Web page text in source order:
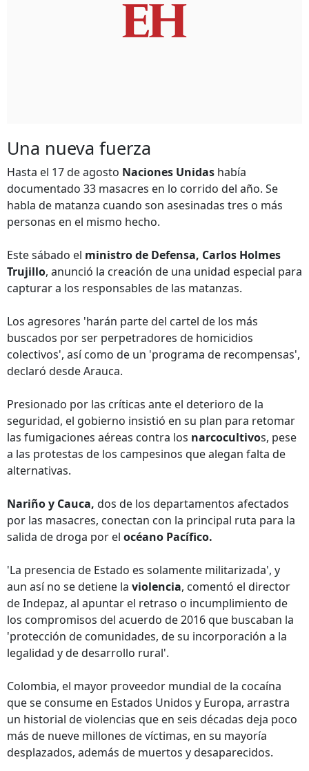
Una nueva fuerza
Hasta el 17 de agosto Naciones Unidas había
documentado 33 masacres en lo corrido del año. Se
habla de matanza cuando son asesinadas tres o más
personas en el mismo hecho.
Este sábado el ministro de Defensa, Carlos Holmes
Trujillo, anunció la creación de una unidad especial para
capturar a los responsables de las matanzas.
Los agresores 'harán parte del cartel de los más
buscados por ser perpetradores de homicidios
colectivos', así como de un 'programa de recompensas',
declaró desde Arauca.
Presionado por las críticas ante el deterioro de la
seguridad, el gobierno insistió en su plan para retomar
las fumigaciones aéreas contra los narcocultivos, pese
a las protestas de los campesinos que alegan falta de
alternativas.
Nariño y Cauca, dos de los departamentos afectados
por las masacres, conectan con la principal ruta para la
salida de droga por el océano Pacífico.
'La presencia de Estado es solamente militarizada', y
aun así no se detiene la violencia, comentó el director
de Indepaz, al apuntar el retraso o incumplimiento de
los compromisos del acuerdo de 2016 que buscaban la
'protección de comunidades, de su incorporación a la
legalidad y de desarrollo rural'.
Colombia, el mayor proveedor mundial de la cocaína
que se consume en Estados Unidos y Europa, arrastra
un historial de violencias que en seis décadas deja poco
más de nueve millones de víctimas, en su mayoría
desplazados, además de muertos y desaparecidos.